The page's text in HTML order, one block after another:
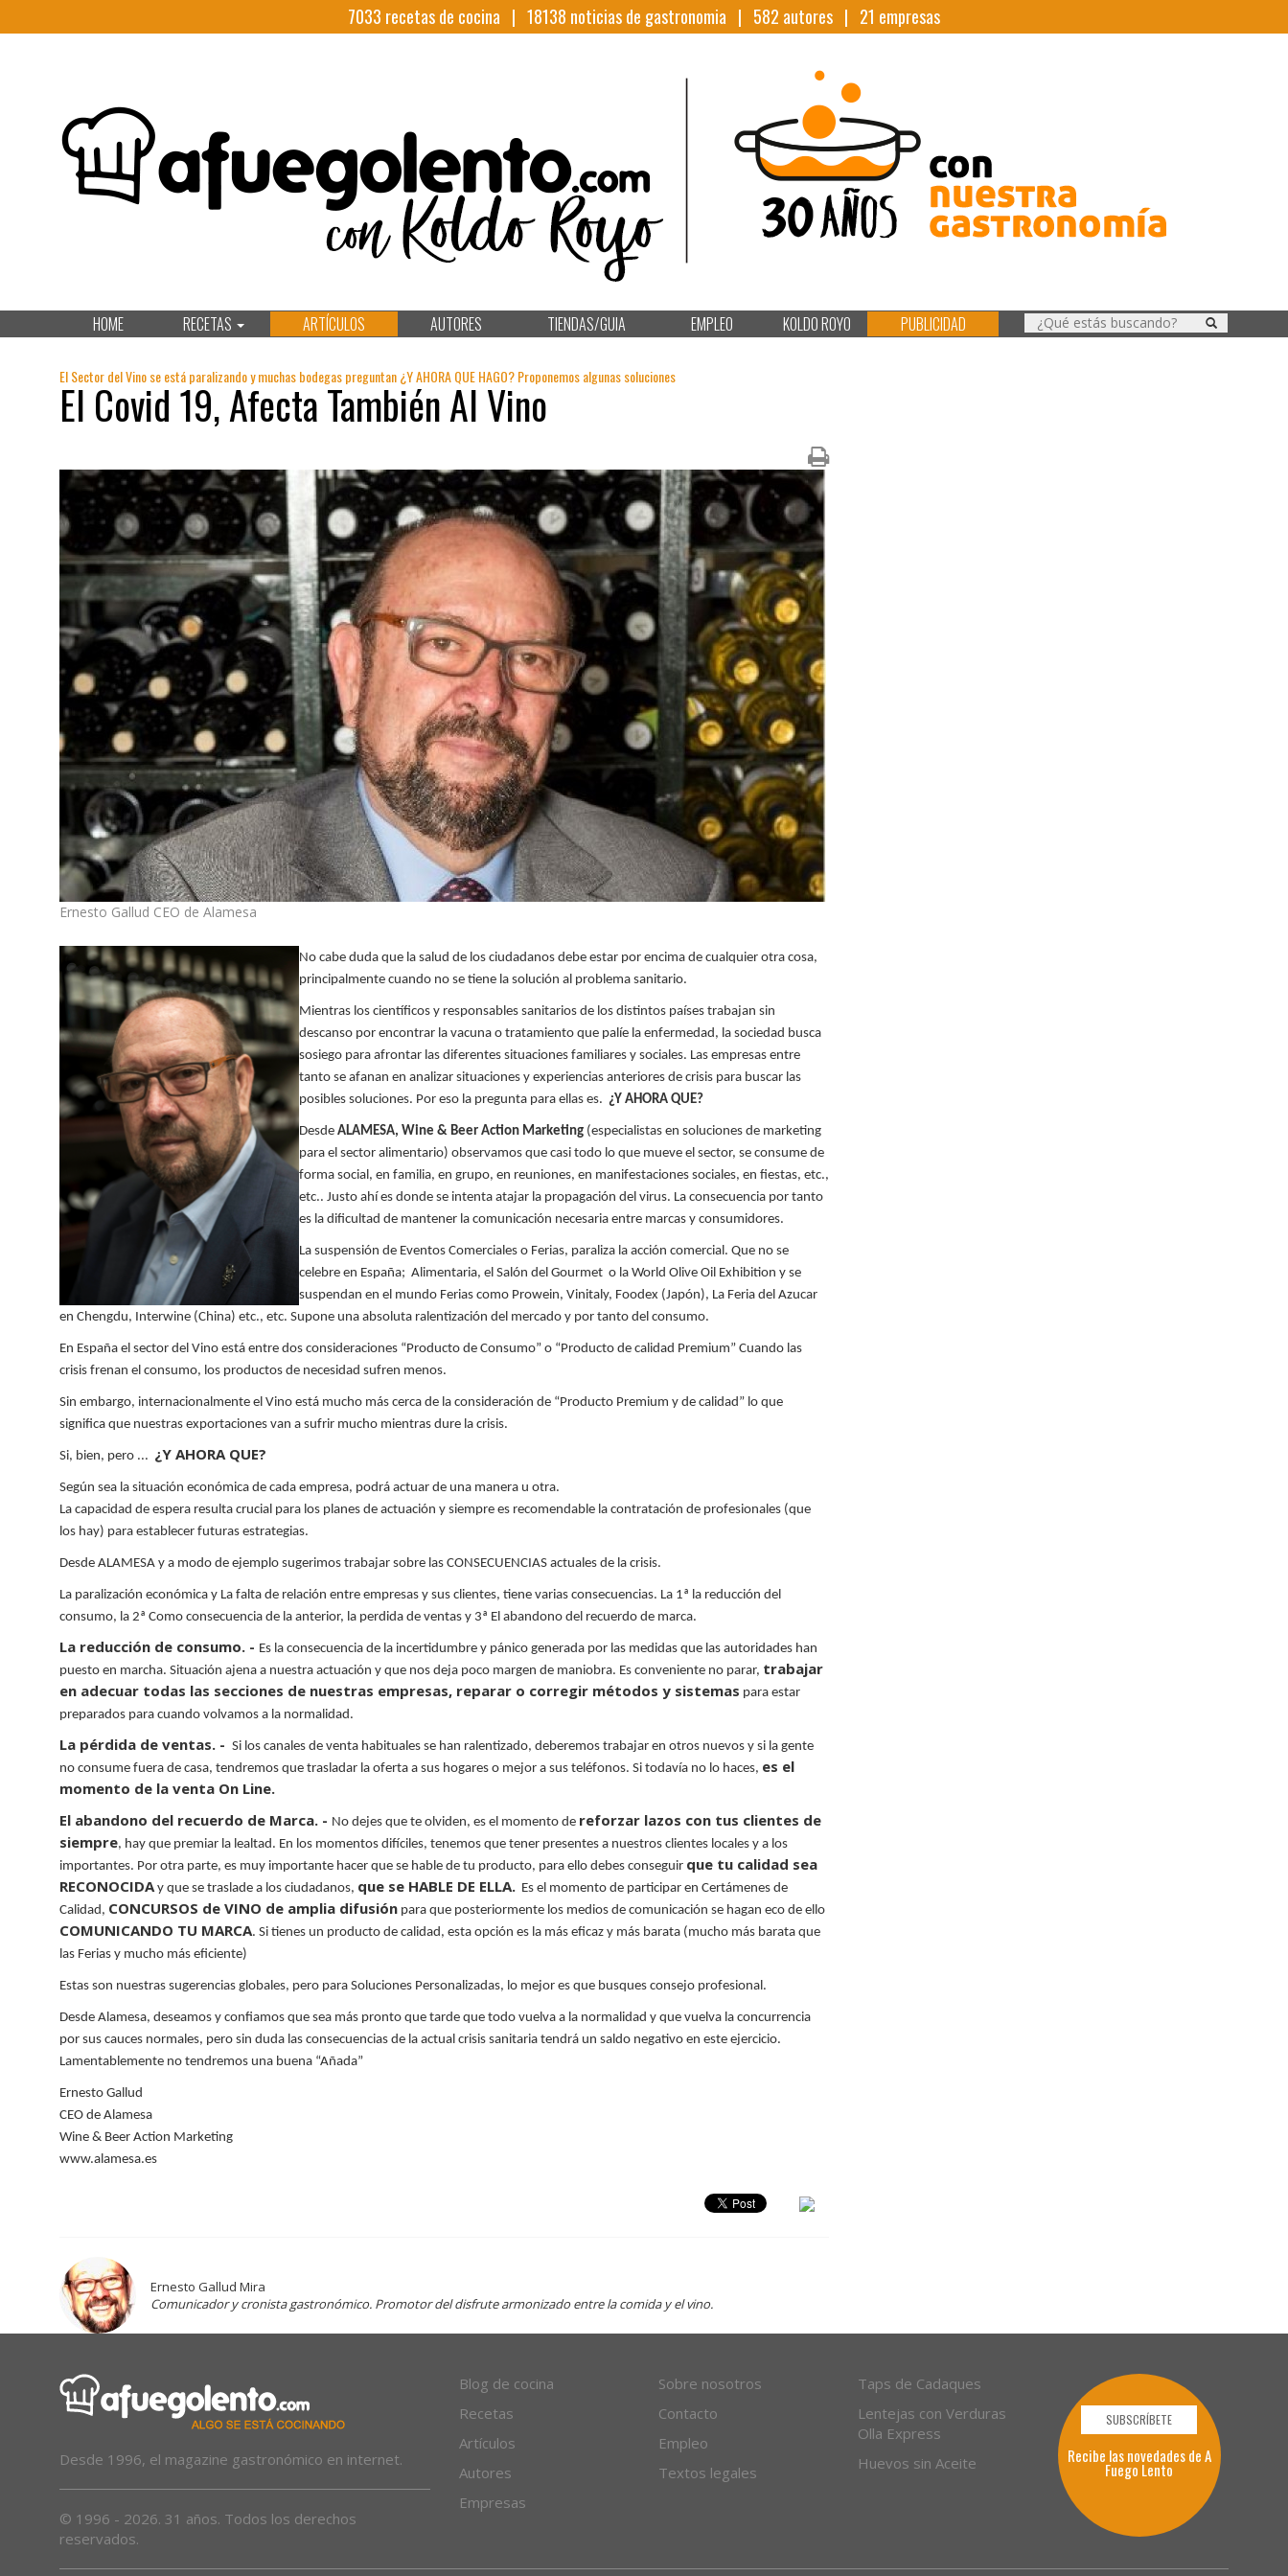
7033 recetas de cocina | 18138 noticias de gastronomia | 582 autores | 21 empresas
HOME RECETAS ARTÍCULOS AUTORES TIENDAS/GUIA EMPLEO KOLDO ROYO PUBLICIDAD
El Sector del Vino se está paralizando y muchas bodegas preguntan ¿Y AHORA QUE HAGO? Proponemos algunas soluciones
El Covid 19, Afecta También Al Vino
Ernesto Gallud CEO de Alamesa
No cabe duda que la salud de los ciudadanos debe estar por encima de cualquier otra cosa,
principalmente cuando no se tiene la solución al problema sanitario.
Mientras los científicos y responsables sanitarios de los distintos países trabajan sin
descanso por encontrar la vacuna o tratamiento que palíe la enfermedad, la sociedad busca
sosiego para afrontar las diferentes situaciones familiares y sociales. Las empresas entre
tanto se afanan en analizar situaciones y experiencias anteriores de crisis para buscar las
posibles soluciones. Por eso la pregunta para ellas es. ¿Y AHORA QUE?
Desde ALAMESA, Wine & Beer Action Marketing (especialistas en soluciones de marketing
para el sector alimentario) observamos que casi todo lo que mueve el sector, se consume de
forma social, en familia, en grupo, en reuniones, en manifestaciones sociales, en fiestas, etc.,
etc.. Justo ahí es donde se intenta atajar la propagación del virus. La consecuencia por tanto
es la dificultad de mantener la comunicación necesaria entre marcas y consumidores.
La suspensión de Eventos Comerciales o Ferias, paraliza la acción comercial. Que no se
celebre en España; Alimentaria, el Salón del Gourmet o la World Olive Oil Exhibition y se
suspendan en el mundo Ferias como Prowein, Vinitaly, Foodex (Japón), La Feria del Azucar
en Chengdu, Interwine (China) etc., etc. Supone una absoluta ralentización del mercado y por tanto del consumo.
En España el sector del Vino está entre dos consideraciones “Producto de Consumo” o “Producto de calidad Premium” Cuando las
crisis frenan el consumo, los productos de necesidad sufren menos.
Sin embargo, internacionalmente el Vino está mucho más cerca de la consideración de “Producto Premium y de calidad” lo que
significa que nuestras exportaciones van a sufrir mucho mientras dure la crisis.
Si, bien, pero ... ¿Y AHORA QUE?
Según sea la situación económica de cada empresa, podrá actuar de una manera u otra.
La capacidad de espera resulta crucial para los planes de actuación y siempre es recomendable la contratación de profesionales (que
los hay) para establecer futuras estrategias.
Desde ALAMESA y a modo de ejemplo sugerimos trabajar sobre las CONSECUENCIAS actuales de la crisis.
La paralización económica y La falta de relación entre empresas y sus clientes, tiene varias consecuencias. La 1ª la reducción del
consumo, la 2ª Como consecuencia de la anterior, la perdida de ventas y 3ª El abandono del recuerdo de marca.
La reducción de consumo. - Es la consecuencia de la incertidumbre y pánico generada por las medidas que las autoridades han
puesto en marcha. Situación ajena a nuestra actuación y que nos deja poco margen de maniobra. Es conveniente no parar, trabajar
en adecuar todas las secciones de nuestras empresas, reparar o corregir métodos y sistemas para estar
preparados para cuando volvamos a la normalidad.
La pérdida de ventas. - Si los canales de venta habituales se han ralentizado, deberemos trabajar en otros nuevos y si la gente
no consume fuera de casa, tendremos que trasladar la oferta a sus hogares o mejor a sus teléfonos. Si todavía no lo haces, es el
momento de la venta On Line.
El abandono del recuerdo de Marca. - No dejes que te olviden, es el momento de reforzar lazos con tus clientes de
siempre, hay que premiar la lealtad. En los momentos difíciles, tenemos que tener presentes a nuestros clientes locales y a los
importantes. Por otra parte, es muy importante hacer que se hable de tu producto, para ello debes conseguir que tu calidad sea
RECONOCIDAy que se traslade a los ciudadanos, que se HABLE DE ELLA. Es el momento de participar en Certámenes de
Calidad, CONCURSOS de VINO de amplia difusión para que posteriormente los medios de comunicación se hagan eco de ello
COMUNICANDO TU MARCA. Si tienes un producto de calidad, esta opción es la más eficaz y más barata (mucho más barata que
las Ferias y mucho más eficiente)
Estas son nuestras sugerencias globales, pero para Soluciones Personalizadas, lo mejor es que busques consejo profesional.
Desde Alamesa, deseamos y confiamos que sea más pronto que tarde que todo vuelva a la normalidad y que vuelva la concurrencia
por sus cauces normales, pero sin duda las consecuencias de la actual crisis sanitaria tendrá un saldo negativo en este ejercicio.
Lamentablemente no tendremos una buena “Añada”
Ernesto Gallud
CEO de Alamesa
Wine & Beer Action Marketing
www.alamesa.es
Ernesto Gallud Mira
Comunicador y cronista gastronómico. Promotor del disfrute armonizado entre la comida y el vino.
Desde 1996, el magazine gastronómico en internet.
© 1996 - 2026. 31 años. Todos los derechos
reservados.
Blog de cocina
Recetas
Artículos
Autores
Empresas
Sobre nosotros
Contacto
Empleo
Textos legales
Taps de Cadaques
Lentejas con Verduras
Olla Express
Huevos sin Aceite
SUBSCRÍBETE
Recibe las novedades de A
Fuego Lento